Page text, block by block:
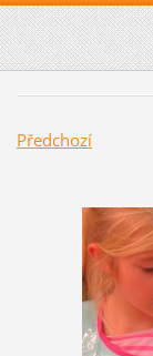
Předchozí